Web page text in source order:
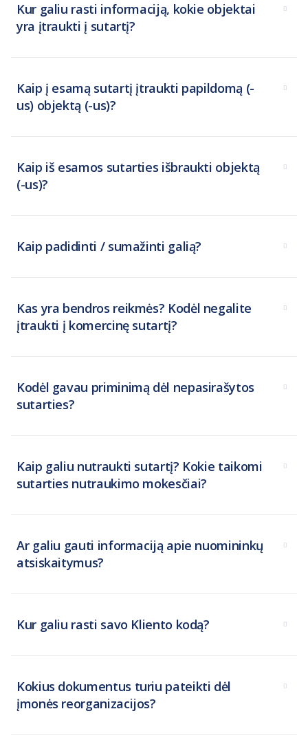
Kur galiu rasti informaciją, kokie objektai
yra įtraukti į sutartį?
Kaip į esamą sutartį įtraukti papildomą (-
us) objektą (-us)?
Kaip iš esamos sutarties išbraukti objektą
(-us)?
Kaip padidinti / sumažinti galią?
Kas yra bendros reikmės? Kodėl negalite
įtraukti į komercinę sutartį?
Kodėl gavau priminimą dėl nepasirašytos
sutarties?
Kaip galiu nutraukti sutartį? Kokie taikomi
sutarties nutraukimo mokesčiai?
Ar galiu gauti informaciją apie nuomininkų
atsiskaitymus?
Kur galiu rasti savo Kliento kodą?
Kokius dokumentus turiu pateikti dėl
įmonės reorganizacijos?